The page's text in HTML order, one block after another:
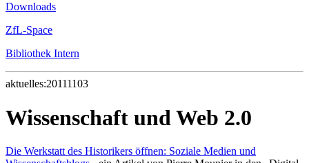
Downloads
ZfL-Space
Bibliothek Intern
aktuelles:20111103
Wissenschaft und Web 2.0
Die Werkstatt des Historikers öffnen: Soziale Medien und